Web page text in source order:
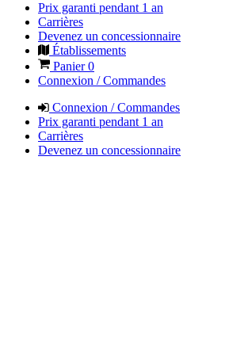
Prix garanti pendant 1 an
Carrières
Devenez un concessionnaire
Établissements
Panier0
Connexion / Commandes
Connexion / Commandes
Prix garanti pendant 1 an
Carrières
Devenez un concessionnaire